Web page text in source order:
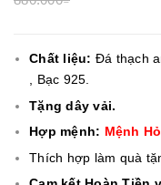
Chất liệu: Đá thạch
, Bạc 925.
Tặng dây vải.
Hợp mệnh: Mệnh
Thích hợp làm quà